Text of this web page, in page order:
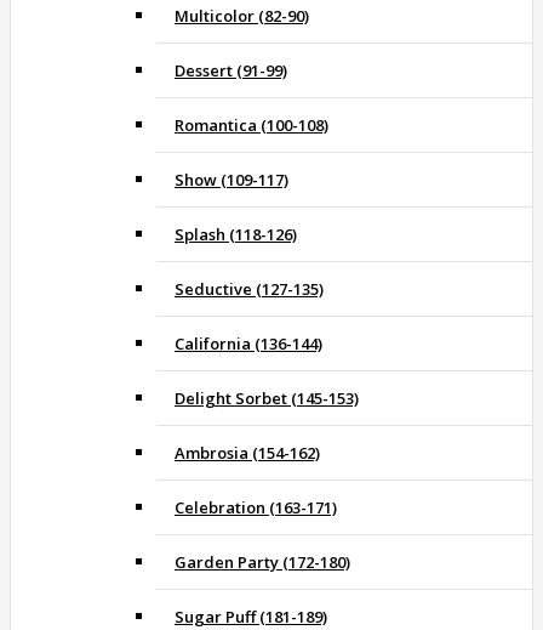
Multicolor (82-90)
Dessert (91-99)
Romantica (100-108)
Show (109-117)
Splash (118-126)
Seductive (127-135)
California (136-144)
Delight Sorbet (145-153)
Ambrosia (154-162)
Celebration (163-171)
Garden Party (172-180)
Sugar Puff (181-189)